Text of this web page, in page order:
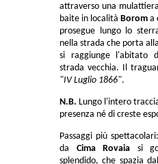
attraverso una
baite in località Borom a
prosegue lungo lo
nella strada che porta
si raggiunge l'abitato
strada vecchia. Il
"IV Luglio 1866".
N.B. Lungo l'intero
presenza né di creste
Passaggi più
da Cima Rovaia si
splendido, che spazia